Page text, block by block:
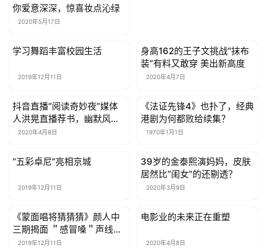
你爱意深深，惊喜妆点沁绿
2020年5月17日
娱乐综艺
学习舞蹈丰富校园生活
2019年12月11日
娱乐综艺
身高162的王子文挑战“抹布
装”有料又敢穿 美出新高度
2020年4月7日
娱乐综艺
抖音直播“阅读奇妙夜”媒体
人洪晃直播荐书，幽默风趣
展现真性情
2020年4月8日
娱乐综艺
《法证先锋4》也扑了，经典
港剧为何都败给续集？
1970年1月1日
娱乐综艺
“五彩卓尼”亮相京城
2019年12月11日
娱乐综艺
39岁的金泰熙演妈妈，皮肤
居然比“闺女”的还剔透？
2020年3月9日
娱乐综艺
《蒙面唱将猜猜猜》颜人中
三期揭面 ＂感冒嗓＂声线大
获关注
2019年12月11日
娱乐综艺
电影业的未来正在重塑
2020年4月8日